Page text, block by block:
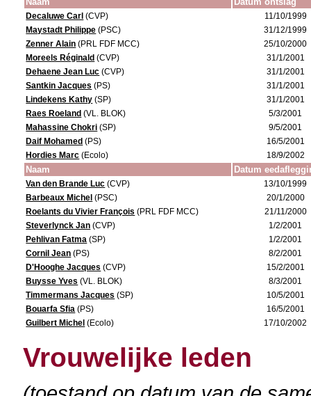
Decaluwe Carl (CVP)
11/10/1999
Maystadt Philippe (PSC)
31/12/1999
Zenner Alain (PRL FDF MCC)
25/10/2000
Moreels Réginald (CVP)
31/1/2001
Dehaene Jean Luc (CVP)
31/1/2001
Santkin Jacques (PS)
31/1/2001
Lindekens Kathy (SP)
31/1/2001
Raes Roeland (VL. BLOK)
5/3/2001
Mahassine Chokri (SP)
9/5/2001
Daif Mohamed (PS)
16/5/2001
Hordies Marc (Ecolo) 18/9/2002
Naam Datum
Van den Brande Luc (CVP)
13/10/1999
Barbeaux Michel (PSC)
20/1/2000
Roelants du Vivier François (PRL FDF MCC)
21/11/2000
Steverlynck Jan (CVP)
1/2/2001
Pehlivan Fatma (SP)
1/2/2001
Cornil Jean (PS)
8/2/2001
D'Hooghe Jacques (CVP)
15/2/2001
Buysse Yves (VL. BLOK)
8/3/2001
Timmermans Jacques (SP)
10/5/2001
Bouarfa Sfia (PS)
16/5/2001
Guilbert Michel (Ecolo) 17/10/2002
Vrouwelijke leden